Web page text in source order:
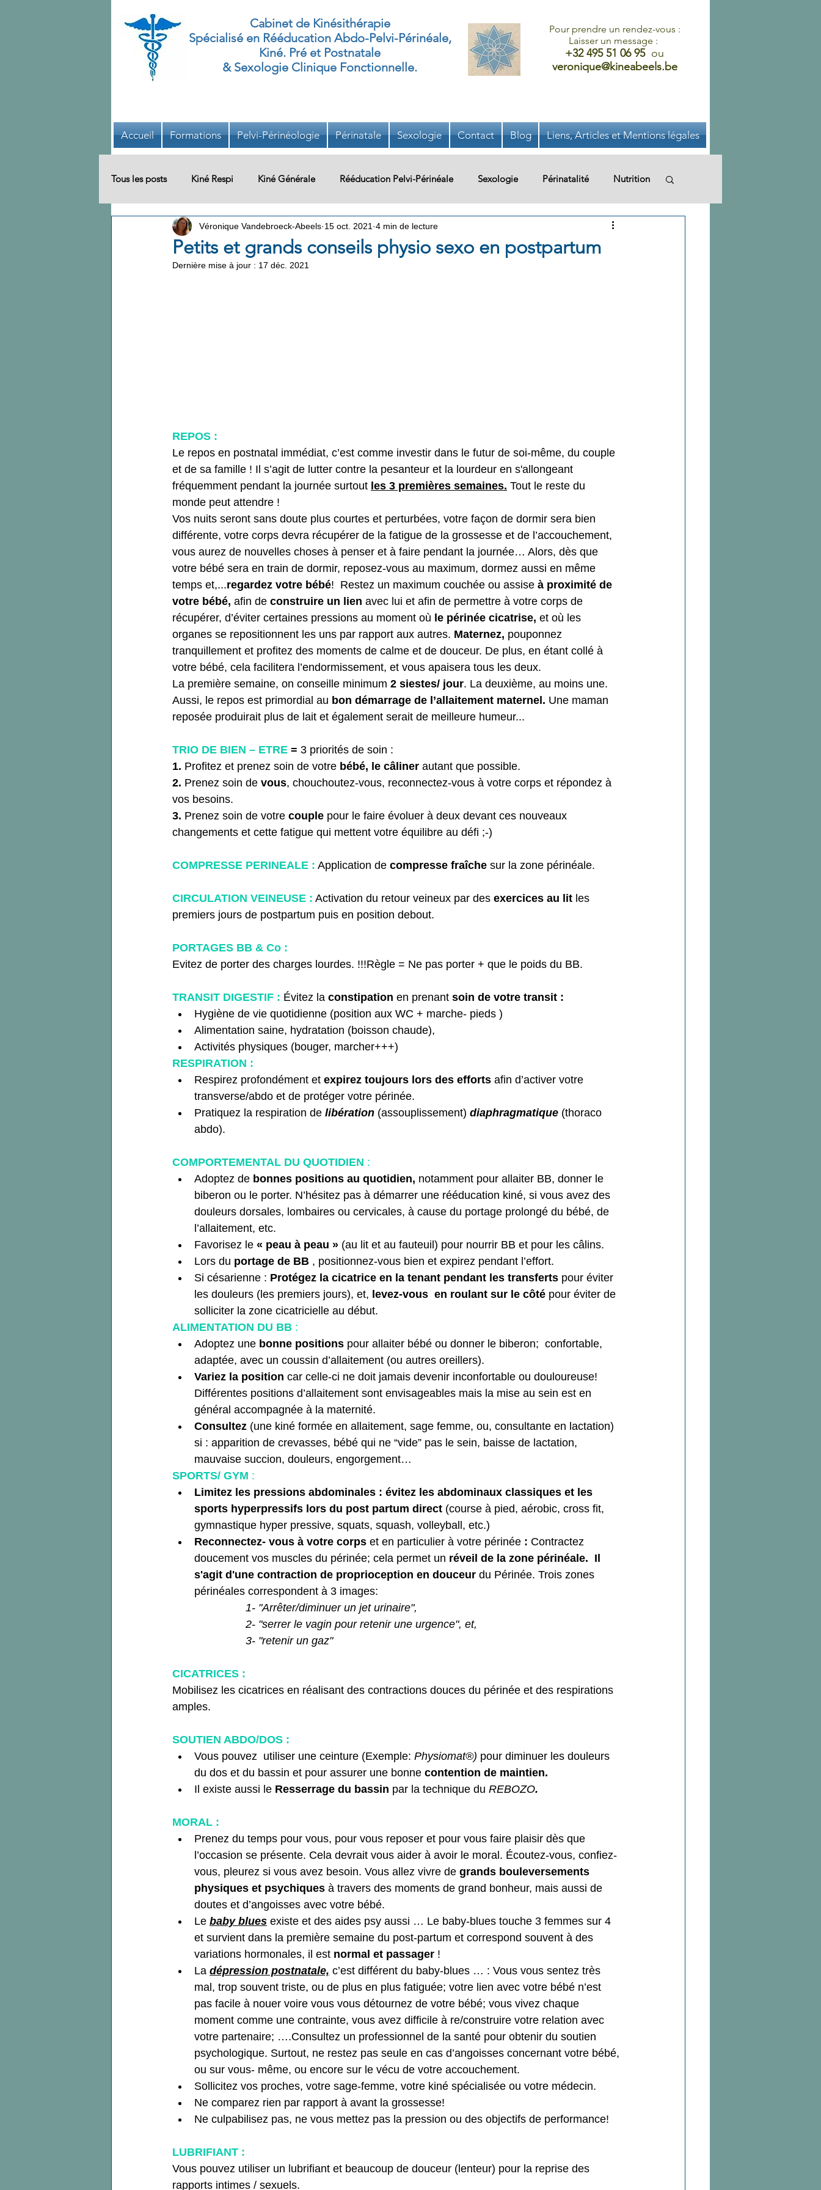
Cabinet de Kinésithérapie
Spécialiséen Rééducation Abdo-Pelvi-Périnéale,
Kiné. Pré et Postnatale
& Sexologie Clinique Fonctionnelle.
Pour prendre un rendez-vous :
Laisser un message :
+32 495 51 06 95 ou
veronique@kineabeels.be
Accueil Formations Pelvi-Périnéologie Périnatale Sexologie Contact Blog Liens, Articles et Mentions légales
Tous les posts Kiné Respi Kiné Générale Rééducation Pelvi-Périnéale Sexologie Périnatalité Nutrition
Système Défecatoire Système Urinaire Oncologie Périnéologie
Petits et grands conseils physio sexo en postpartum
Véronique Vandebroeck-Abeels 15 oct. 2021 4 min de lecture
Dernière mise à jour : 17 déc. 2021
REPOS :
Le repos en postnatal immédiat, c’est comme investir dans le futur de soi-même, du couple
et de sa famille ! Il s’agit de lutter contre la pesanteur et la lourdeur en s'allongeant
fréquemment pendant la journée surtout les 3 premières semaines. Tout le reste du
monde peut attendre !
Vos nuits seront sans doute plus courtes et perturbées, votre façon de dormir sera bien
différente, votre corps devra récupérer de la fatigue de la grossesse et de l’accouchement,
vous aurez de nouvelles choses à penser et à faire pendant la journée… Alors, dès que
votre bébé sera en train de dormir, reposez-vous au maximum, dormez aussi en même
temps et,...regardez votre bébé! Restez un maximum couchée ou assise à proximité de
votre bébé, afin de construire un lien avec lui et afin de permettre à votre corps de
récupérer, d’éviter certaines pressions au moment où le périnée cicatrise, et où les
organes se repositionnent les uns par rapport aux autres. Maternez, pouponnez
tranquillement et profitez des moments de calme et de douceur. De plus, en étant collé à
votre bébé, cela facilitera l’endormissement, et vous apaisera tous les deux.
La première semaine, on conseille minimum 2 siestes/ jour. La deuxième, au moins une.
Aussi, le repos est primordial au bon démarrage de l’allaitement maternel. Une maman
reposée produirait plus de lait et également serait de meilleure humeur...
TRIO DE BIEN – ETRE = 3 priorités de soin :
1. Profitez et prenez soin de votre bébé, le câliner autant que possible.
2. Prenez soin de vous, chouchoutez-vous, reconnectez-vous à votre corps et répondez à
vos besoins.
3. Prenez soin de votre couple pour le faire évoluer à deux devant ces nouveaux
changements et cette fatigue qui mettent votre équilibre au défi ;-)
COMPRESSE PERINEALE : Application de compresse fraîche sur la zone périnéale.
CIRCULATION VEINEUSE : Activation du retour veineux par des exercices au lit les
premiers jours de postpartum puis en position debout.
PORTAGES BB & Co :
Evitez de porter des charges lourdes. !!!Règle = Ne pas porter + que le poids du BB.
TRANSIT DIGESTIF : Évitez la constipation en prenant soin de votre transit :
Hygiène de vie quotidienne (position aux WC + marche- pieds )
Alimentation saine, hydratation (boisson chaude),
Activités physiques (bouger, marcher+++)
RESPIRATION :
Respirez profondément et expirez toujours lors des efforts afin d’activer votre
transverse/abdo et de protéger votre périnée.
Pratiquez la respiration de libération (assouplissement) diaphragmatique (thoraco
abdo).
COMPORTEMENTAL DU QUOTIDIEN :
Adoptez de bonnes positions au quotidien, notamment pour allaiter BB, donner le
biberon ou le porter. N’hésitez pas à démarrer une rééducation kiné, si vous avez des
douleurs dorsales, lombaires ou cervicales, à cause du portage prolongé du bébé, de
l’allaitement, etc.
Favorisez le « peau à peau » (au lit et au fauteuil) pour nourrir BB et pour les câlins.
Lors du portage de BB , positionnez-vous bien et expirez pendant l’effort.
Si césarienne : Protégez la cicatrice en la tenant pendant les transferts pour éviter
les douleurs (les premiers jours), et, levez-vous  en roulant sur le côté pour éviter de
solliciter la zone cicatricielle au début.
ALIMENTATION DU BB :
Adoptez une bonne positions pour allaiter bébé ou donner le biberon;  confortable,
adaptée, avec un coussin d’allaitement (ou autres oreillers).
Variez la position car celle-ci ne doit jamais devenir inconfortable ou douloureuse!
Différentes positions d’allaitement sont envisageables mais la mise au sein est en
général accompagnée à la maternité.
Consultez (une kiné formée en allaitement, sage femme, ou, consultante en lactation)
si : apparition de crevasses, bébé qui ne “vide” pas le sein, baisse de lactation,
mauvaise succion, douleurs, engorgement…
SPORTS/ GYM :
Limitez les pressions abdominales : évitez les abdominaux classiques et les
sports hyperpressifs lors du post partum direct (course à pied, aérobic, cross fit,
gymnastique hyper pressive, squats, squash, volleyball, etc.)
Reconnectez- vous à votre corps et en particulier à votre périnée : Contractez
doucement vos muscles du périnée; cela permet un réveil de la zone périnéale. Il
s'agit d'une contraction de proprioception en douceur du Périnée. Trois zones
périnéales correspondent à 3 images:
1- "Arrêter/diminuer un jet urinaire",
2- "serrer le vagin pour retenir une urgence", et,
3- "retenir un gaz"
CICATRICES :
Mobilisez les cicatrices en réalisant des contractions douces du périnée et des respirations
amples.
SOUTIEN ABDO/DOS :
Vous pouvez  utiliser une ceinture (Exemple: Physiomat®) pour diminuer les douleurs
du dos et du bassin et pour assurer une bonne contention de maintien.
Il existe aussi le Resserrage du bassin par la technique du REBOZO.
MORAL :
Prenez du temps pour vous, pour vous reposer et pour vous faire plaisir dès que
l’occasion se présente. Cela devrait vous aider à avoir le moral. Écoutez-vous, confiez-
vous, pleurez si vous avez besoin. Vous allez vivre de grands bouleversements
physiques et psychiques à travers des moments de grand bonheur, mais aussi de
doutes et d’angoisses avec votre bébé.
Le baby blues existe et des aides psy aussi … Le baby-blues touche 3 femmes sur 4
et survient dans la première semaine du post-partum et correspond souvent à des
variations hormonales, il est normal et passager !
La dépression postnatale, c’est différent du baby-blues … : Vous vous sentez très
mal, trop souvent triste, ou de plus en plus fatiguée; votre lien avec votre bébé n’est
pas facile à nouer voire vous vous détournez de votre bébé; vous vivez chaque
moment comme une contrainte, vous avez difficile à re/construire votre relation avec
votre partenaire; ….Consultez un professionnel de la santé pour obtenir du soutien
psychologique. Surtout, ne restez pas seule en cas d’angoisses concernant votre bébé,
ou sur vous- même, ou encore sur le vécu de votre accouchement.
Sollicitez vos proches, votre sage-femme, votre kiné spécialisée ou votre médecin.
Ne comparez rien par rapport à avant la grossesse!
Ne culpabilisez pas, ne vous mettez pas la pression ou des objectifs de performance!
LUBRIFIANT :
Vous pouvez utiliser un lubrifiant et beaucoup de douceur (lenteur) pour la reprise des
rapports intimes / sexuels.